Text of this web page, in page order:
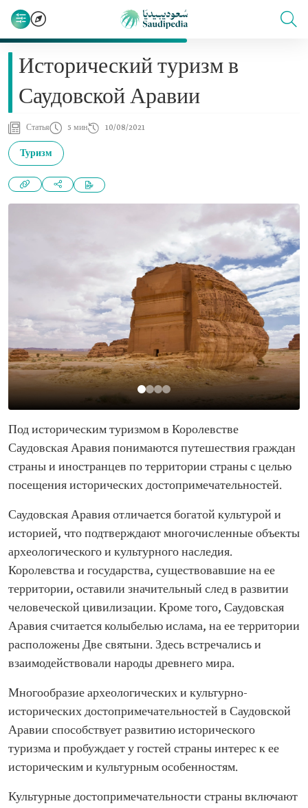
Исторический туризм в
Саудовской Аравии
Статья 5 мин 10/08/2021
Туризм
Под историческим туризмом в Королевстве
Саудовская Аравия понимаются путешествия граждан
страны и иностранцев по территории страны с целью
посещения исторических достопримечательностей.
Саудовская Аравия отличается богатой культурой и
историей, что подтверждают многочисленные объекты
археологического и культурного наследия.
Королевства и государства, существовавшие на ее
территории, оставили значительный след в развитии
человеческой цивилизации. Кроме того, Саудовская
Аравия считается колыбелью ислама, на ее территории
расположены Две святыни. Здесь встречались и
взаимодействовали народы древнего мира.
Многообразие археологических и культурно-
исторических достопримечательностей в Саудовской
Аравии способствует развитию исторического
туризма и пробуждает у гостей страны интерес к ее
историческим и культурным особенностям.
Культурные достопримечательности страны включают